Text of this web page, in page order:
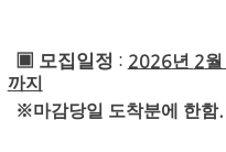
▣ 모집일정 : 2026년 2월
까지
※마감당일 도착분에 한함.